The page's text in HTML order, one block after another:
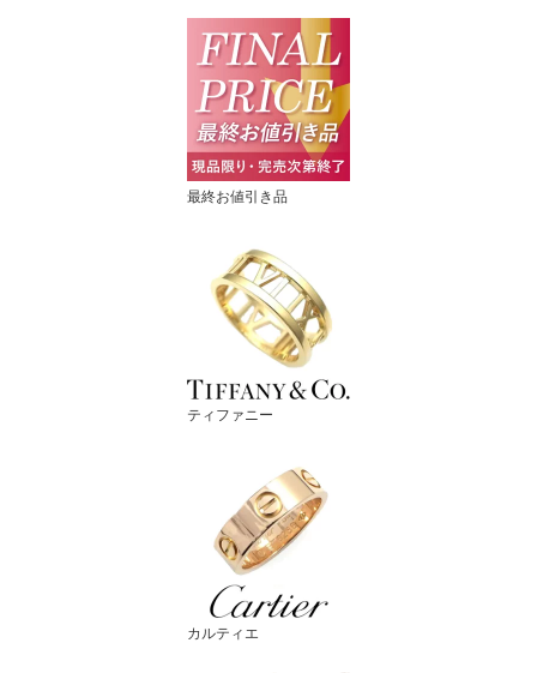
最終お値引き品
ティファニー
カルティエ